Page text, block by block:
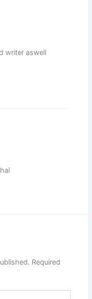
writer aswell
Required